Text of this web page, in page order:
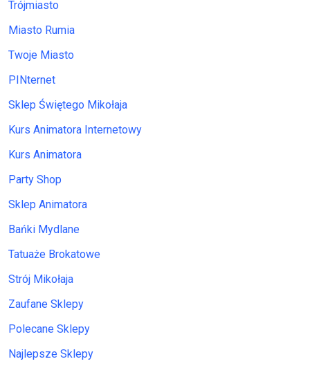
Trójmiasto
Miasto Rumia
Twoje Miasto
PINternet
Sklep Świętego Mikołaja
Kurs Animatora Internetowy
Kurs Animatora
Party Shop
Sklep Animatora
Bańki Mydlane
Tatuaże Brokatowe
Strój Mikołaja
Zaufane Sklepy
Polecane Sklepy
Najlepsze Sklepy